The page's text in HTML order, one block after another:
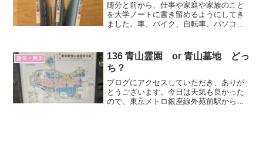
随分と前から、仕事や家庭や家族のこと
を大学ノートに書き留めるようにしてき
ました。車、バイク、自転車、パソコ
勝友、銀行、証券会社等々、合わせて40
冊になります。写真で紹介しているの
は、買い物と契約のノートです。
趣味・興味
136 青山霊園 or 青山墓地 どっ
ち？
ブログにアクセスしていただき、ありが
とうございます。今日は天気も良かった
ので、東京メトロ銀座線外苑前駅から徒